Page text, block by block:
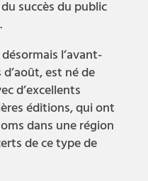
succès du public
l’avant-
est né de
d’excellents
éditions, qui ont
dans une région
de ce type de